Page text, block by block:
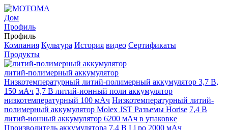
Дом
Профиль
Профиль
Компания Культура История видео Сертификаты
Продукты
литий-полимерный аккумулятор
Низкотемпературный литий-полимерный аккумулятор 3,7 В,
150 мАч 3,7 В литий-ионный поли аккумулятор
низкотемпературный 100 мАч Низкотемпературный литий-
полимерный аккумулятор Molex JST Разъемы Horise 7,4 В
литий-ионный аккумулятор 6200 мАч в упаковке
Производитель аккумулятора 7,4 В Li po 2000 мАч